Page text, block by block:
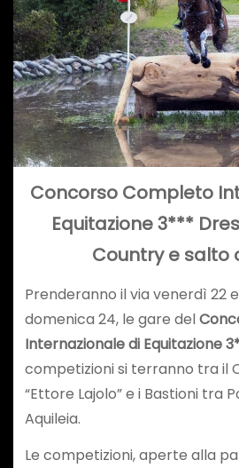
Concorso Completo
Equitazione 3***
Country e salto
Prenderanno il via venerdì 22
domenica 24, le gare del
Internazionale di Equitazione
competizioni si terranno tra il
“Ettore Lajolo” e i Bastioni tra
Aquileia.
Le competizioni, aperte alla